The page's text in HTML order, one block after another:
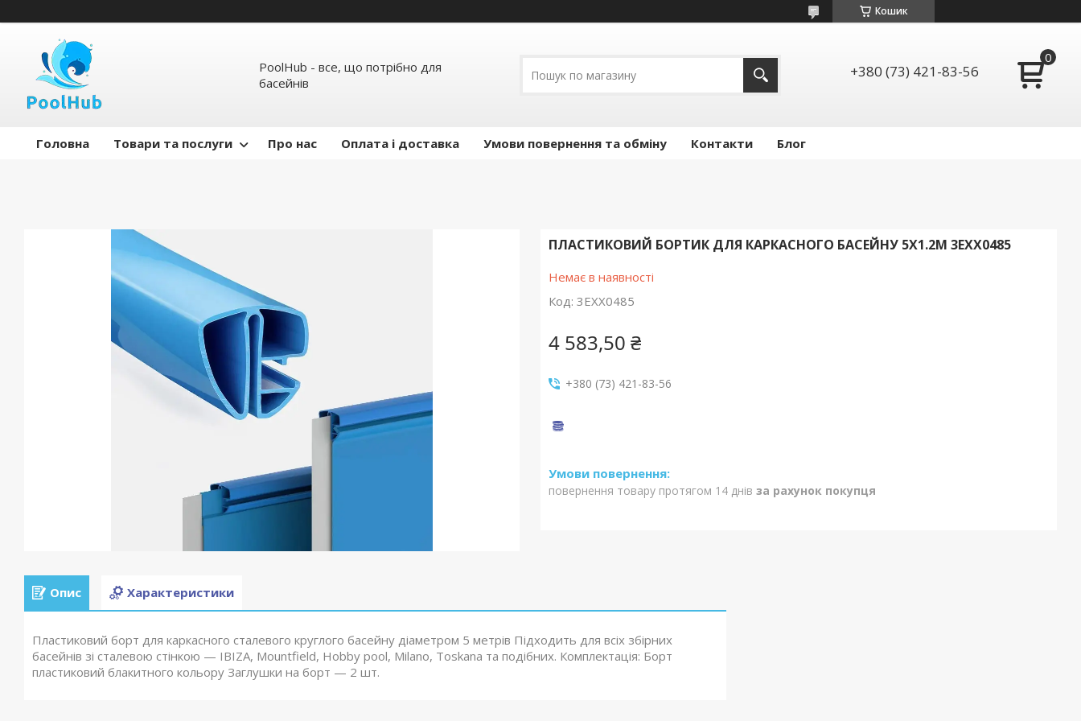
Кошик
PoolHub - все, що потрібно для
басейнів
+380 (73) 421-83-56
Головна Товари та послуги Про нас Оплата і доставка Умови повернення та обміну Контакти Блог
ПЛАСТИКОВИЙ БОРТИК ДЛЯ КАРКАСНОГО БАСЕЙНУ 5Х1.2М 3EXX0485
Немає в наявності
Код: 3EXX0485
4 583,50 ₴
+380 (73) 421-83-56
повернення товару протягом 14 днів за рахунок покупця
Опис Характеристики
Пластиковий борт для каркасного сталевого круглого басейну діаметром 5 метрів Підходить для всіх збірних
басейнів зі сталевою стінкою — IBIZA, Mountfield, Hobby pool, Milano, Toskana та подібних. Комплектація: Борт
пластиковий блакитного кольору Заглушки на борт — 2 шт.